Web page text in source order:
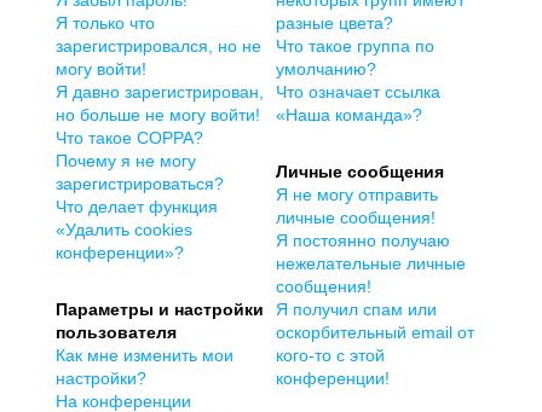
Я только что
зарегистрировался, но не
могу войти!
Я давно зарегистрирован,
но больше не могу войти!
Что такое COPPA?
Почему я не могу
зарегистрироваться?
Что делает функция
«Удалить cookies
конференции»?
Параметры и настройки
пользователя
Как мне изменить мои
настройки?
На конференции
разные цвета?
Что такое группа по
умолчанию?
Что означает ссылка
«Наша команда»?
Личные сообщения
Я не могу отправить
личные сообщения!
Я постоянно получаю
нежелательные личные
сообщения!
Я получил спам или
оскорбительный email от
кого-то с этой
конференции!